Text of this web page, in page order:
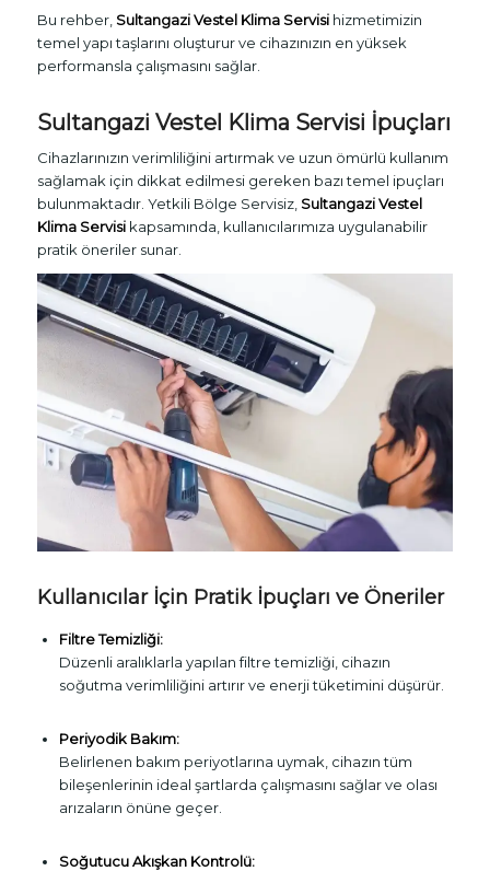
Bu rehber, Sultangazi Vestel Klima Servisihizmetimizin
temel yapı taşlarını oluşturur ve cihazınızın en yüksek
performansla çalışmasını sağlar.
Sultangazi Vestel Klima Servisi İpuçları
Cihazlarınızın verimliliğini artırmak ve uzun ömürlü kullanım
sağlamak için dikkat edilmesi gereken bazı temel ipuçları
bulunmaktadır. Yetkili Bölge Servisiz, Sultangazi Vestel
Klima Servisikapsamında, kullanıcılarımıza uygulanabilir
pratik öneriler sunar.
Kullanıcılar İçin Pratik İpuçları ve Öneriler
Filtre Temizliği:
Düzenli aralıklarla yapılan filtre temizliği, cihazın
soğutma verimliliğini artırır ve enerji tüketimini düşürür.
Periyodik Bakım:
Belirlenen bakım periyotlarına uymak, cihazın tüm
bileşenlerinin ideal şartlarda çalışmasını sağlar ve olası
arızaların önüne geçer.
Soğutucu Akışkan Kontrolü: